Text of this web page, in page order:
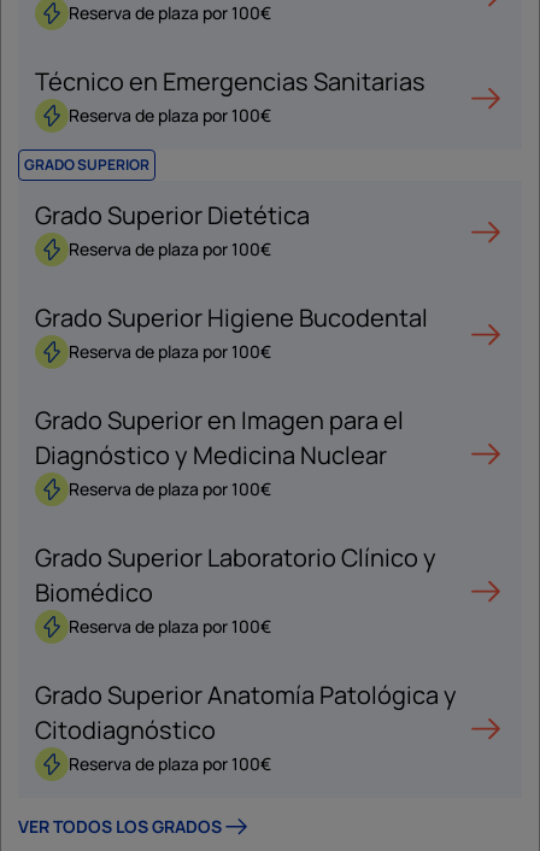
Reserva de plaza por 100€
Técnico en Emergencias Sanitarias
Reserva de plaza por 100€
GRADO SUPERIOR
Grado Superior Dietética
Reserva de plaza por 100€
Grado Superior Higiene Bucodental
Reserva de plaza por 100€
Grado Superior en Imagen para el
Diagnóstico y Medicina Nuclear
Reserva de plaza por 100€
Grado Superior Laboratorio Clínico y
Biomédico
Reserva de plaza por 100€
Grado Superior Anatomía Patológica y
Citodiagnóstico
Reserva de plaza por 100€
VER TODOS LOS GRADOS